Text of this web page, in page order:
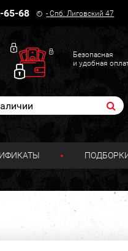
65-68 -Спб. Лиговский 47
Безопасная
и удобная